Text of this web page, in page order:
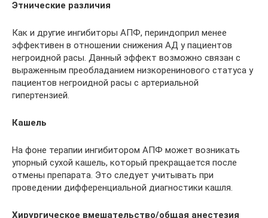
Этнические различия
Как и другие ингибиторы АПФ, периндоприл менее
эффективен в отношении снижения АД у пациентов
негроидной расы. Данный эффект возможно связан с
выраженным преобладанием низкоренинового статуса у
пациентов негроидной расы с артериальной
гипертензией.
Кашель
На фоне терапии ингибитором АПФ может возникать
упорный сухой кашель, который прекращается после
отмены препарата. Это следует учитывать при
проведении дифференциальной диагностики кашля.
Хирургическое вмешательство/общая анестезия